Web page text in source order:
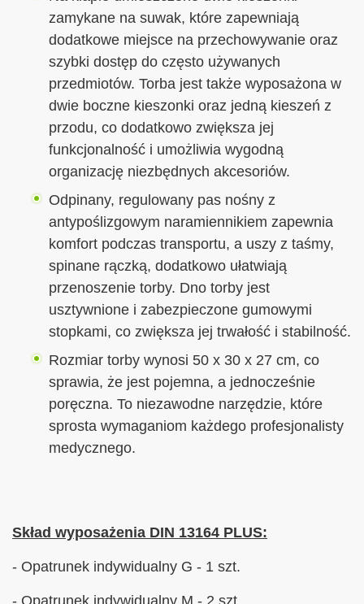
zamykane na suwak, które zapewniają
dodatkowe miejsce na przechowywanie oraz
szybki dostęp do często używanych
przedmiotów. Torba jest także wyposażona w
dwie boczne kieszonki oraz jedną kieszeń z
przodu, co dodatkowo zwiększa jej
funkcjonalność i umożliwia wygodną
organizację niezbędnych akcesoriów.
Odpinany, regulowany pas nośny z
antypoślizgowym naramiennikiem zapewnia
komfort podczas transportu, a uszy z taśmy,
spinane rączką, dodatkowo ułatwiają
przenoszenie torby. Dno torby jest
usztywnione i zabezpieczone gumowymi
stopkami, co zwiększa jej trwałość i stabilność.
Rozmiar torby wynosi 50 x 30 x 27 cm, co
sprawia, że jest pojemna, a jednocześnie
poręczna. To niezawodne narzędzie, które
sprosta wymaganiom każdego profesjonalisty
medycznego.
Skład wyposażenia DIN 13164 PLUS:
- Opatrunek indywidualny G - 1 szt.
- Opatrunek indywidualny M - 2 szt.